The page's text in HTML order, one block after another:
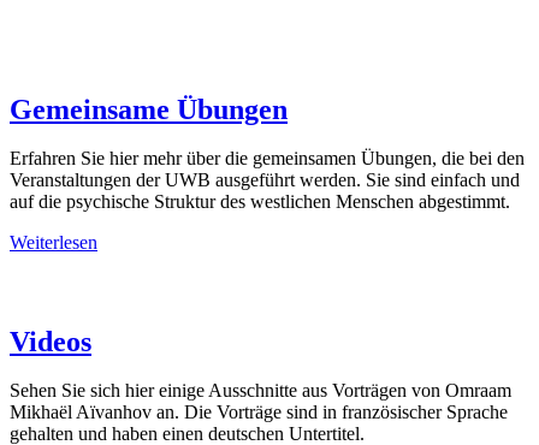
Gemeinsame Übungen
Erfahren Sie hier mehr über die gemeinsamen Übungen, die bei den
Veranstaltungen der UWB ausgeführt werden. Sie sind einfach und
auf die psychische Struktur des westlichen Menschen abgestimmt.
Weiterlesen
Videos
Sehen Sie sich hier einige Ausschnitte aus Vorträgen von Omraam
Mikhaël Aïvanhov an. Die Vorträge sind in französischer Sprache
gehalten und haben einen deutschen Untertitel.